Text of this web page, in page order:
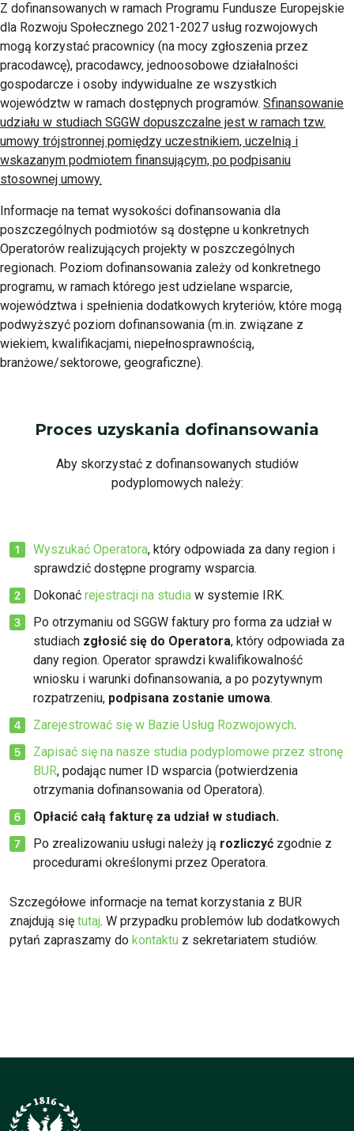
Z dofinansowanych w ramach Programu Fundusze Europejskie
dla Rozwoju Społecznego 2021-2027 usług rozwojowych
mogą korzystać pracownicy (na mocy zgłoszenia przez
pracodawcę), pracodawcy, jednoosobowe działalności
gospodarcze i osoby indywidualne ze wszystkich
województw w ramach dostępnych programów. Sfinansowanie
udziału w studiach SGGW dopuszczalne jest w ramach tzw.
umowy trójstronnej pomiędzy uczestnikiem, uczelnią i
wskazanym podmiotem finansującym, po podpisaniu
stosownej umowy.
Informacje na temat wysokości dofinansowania dla
poszczególnych podmiotów są dostępne u konkretnych
Operatorów realizujących projekty w poszczególnych
regionach. Poziom dofinansowania zależy od konkretnego
programu, w ramach którego jest udzielane wsparcie,
województwa i spełnienia dodatkowych kryteriów, które mogą
podwyższyć poziom dofinansowania (m.in. związane z
wiekiem, kwalifikacjami, niepełnosprawnością,
branżowe/sektorowe, geograficzne).
Proces uzyskania dofinansowania
Aby skorzystać z dofinansowanych studiów
podyplomowych należy:
Wyszukać Operatora, który odpowiada za dany region i
sprawdzić dostępne programy wsparcia.
Dokonać rejestracji na studia w systemie IRK.
Po otrzymaniu od SGGW faktury pro forma za udział w
studiach zgłosić się do Operatora, który odpowiada za
dany region. Operator sprawdzi kwalifikowalność
wniosku i warunki dofinansowania, a po pozytywnym
rozpatrzeniu, podpisana zostanie umowa.
Zarejestrować się w Bazie Usług Rozwojowych.
Zapisać się na nasze studia podyplomowe przez stronę
BUR, podając numer ID wsparcia (potwierdzenia
otrzymania dofinansowania od Operatora).
Opłacić całą fakturę za udział w studiach.
Po zrealizowaniu usługi należy ją rozliczyć zgodnie z
procedurami określonymi przez Operatora.
Szczegółowe informacje na temat korzystania z BUR
znajdują się tutaj. W przypadku problemów lub dodatkowych
pytań zapraszamy do kontaktu z sekretariatem studiów.